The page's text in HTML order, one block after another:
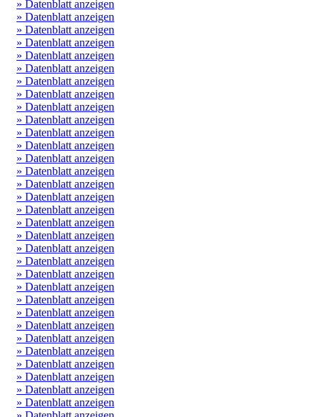
» Datenblatt anzeigen
» Datenblatt anzeigen
» Datenblatt anzeigen
» Datenblatt anzeigen
» Datenblatt anzeigen
» Datenblatt anzeigen
» Datenblatt anzeigen
» Datenblatt anzeigen
» Datenblatt anzeigen
» Datenblatt anzeigen
» Datenblatt anzeigen
» Datenblatt anzeigen
» Datenblatt anzeigen
» Datenblatt anzeigen
» Datenblatt anzeigen
» Datenblatt anzeigen
» Datenblatt anzeigen
» Datenblatt anzeigen
» Datenblatt anzeigen
» Datenblatt anzeigen
» Datenblatt anzeigen
» Datenblatt anzeigen
» Datenblatt anzeigen
» Datenblatt anzeigen
» Datenblatt anzeigen
» Datenblatt anzeigen
» Datenblatt anzeigen
» Datenblatt anzeigen
» Datenblatt anzeigen
» Datenblatt anzeigen
» Datenblatt anzeigen
» Datenblatt anzeigen